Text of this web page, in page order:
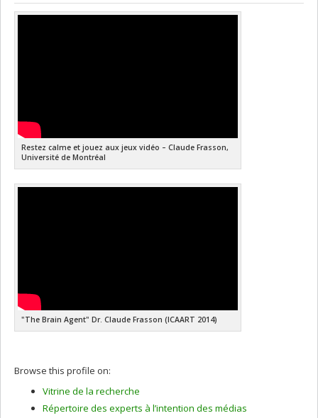
Restez calme et jouez aux jeux vidéo – Claude Frasson,
Université de Montréal
"The Brain Agent" Dr. Claude Frasson (ICAART 2014)
Browse this profile on:
Vitrine de la recherche
Répertoire des experts à l’intention des médias